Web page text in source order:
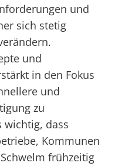
und
sich stetig
und
in den Fokus
und
zu
wichtig, dass
Kommunen
frühzeitig